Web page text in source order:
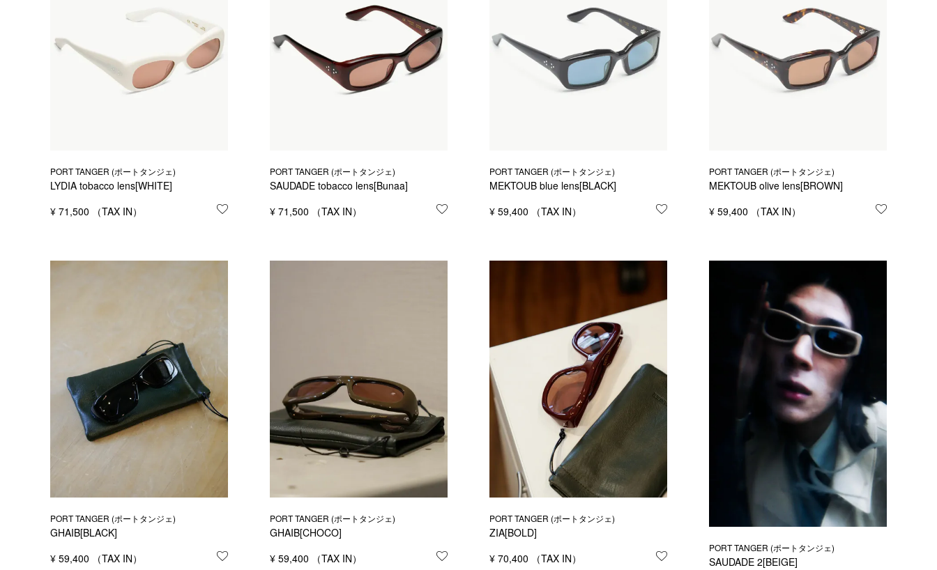
PORT TANGER (ポートタンジェ)
LYDIA tobacco lens[WHITE]
¥ 71,500 お気に入りに登録する
PORT TANGER (ポートタンジェ)
SAUDADE tobacco lens[Bunaa]
¥ 71,500 お気に入りに登録する
PORT TANGER (ポートタンジェ)
MEKTOUB blue lens[BLACK]
¥ 59,400 お気に入りに登録する
PORT TANGER (ポートタンジェ)
MEKTOUB olive lens[BROWN]
¥ 59,400
PORT TANGER (ポートタンジェ)
GHAIB[BLACK]
¥ 59,400 お気に入りに登録する
PORT TANGER (ポートタンジェ)
GHAIB[CHOCO]
¥ 59,400 お気に入りに登録する
PORT TANGER (ポートタンジェ)
ZIA[BOLD]
¥ 70,400 お気に入りに登録する
PORT TANGER (ポートタンジェ)
SAUDADE 2[BEIGE]